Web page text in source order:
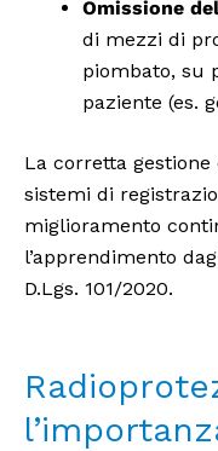
Omissione
di mezzi di
piombato, su
paziente (es.
La corretta
sistemi di
miglioramento
l’apprendimento
D.Lgs. 101/2020.